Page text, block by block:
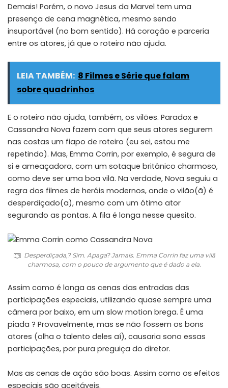
Demais! Porém, o novo Jesus da Marvel tem uma
presença de cena magnética, mesmo sendo
insuportável (no bom sentido). Há coração e parceria
entre os atores, já que o roteiro não ajuda.
LEIA TAMBÉM: 8 Filmes e Série que falam
sobre quadrinhos
E o roteiro não ajuda, também, os vilões. Paradox e
Cassandra Nova fazem com que seus atores segurem
nas costas um fiapo de roteiro (eu sei, estou me
repetindo). Mas, Emma Corrin, por exemplo, é segura de
si e ameaçadora, com um sotaque britânico charmoso,
como deve ser uma boa vilã. Na verdade, Nova seguiu a
regra dos filmes de heróis modernos, onde o vilão(ã) é
desperdiçado(a), mesmo com um ótimo ator
segurando as pontas. A fila é longa nesse quesito.
Desperdiçada,? Sim. Apaga? Jamais. Emma Corrin faz uma vilã
charmosa, com o pouco de argumento que é dado a ela.
Assim como é longa as cenas das entradas das
participações especiais, utilizando quase sempre uma
câmera por baixo, em um slow motion brega. É uma
piada ? Provavelmente, mas se não fossem os bons
atores (olha o talento deles aí), causaria sono essas
participações, por pura preguiça do diretor.
Mas as cenas de ação são boas. Assim como os efeitos
especiais são aceitáveis.